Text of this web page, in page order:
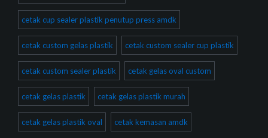
cetak cup sealer plastik penutup press amdk
cetak custom gelas plastik cetak custom sealer cup plastik
cetak custom sealer plastik cetak gelas oval custom
cetak gelas plastik cetak gelas plastik murah
cetak gelas plastik oval cetak kemasan amdk